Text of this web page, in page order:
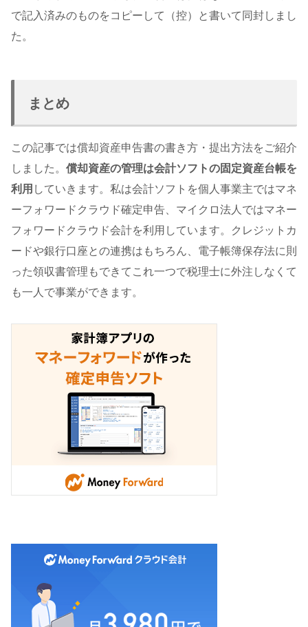
で記入済みのものをコピーして（控）と書いて同封しまし
た。
まとめ
この記事では償却資産申告書の書き方・提出方法をご紹介
しました。 償却資産の管理は会計ソフトの固定資産台帳を
利用 していきます。私は会計ソフトを個人事業主ではマネ
ーフォワードクラウド確定申告、マイクロ法人ではマネー
フォワードクラウド会計を利用しています。クレジットカ
ードや銀行口座との連携はもちろん、電子帳簿保存法に則
った領収書管理もできてこれ一つで税理士に外注しなくて
も一人で事業ができます。